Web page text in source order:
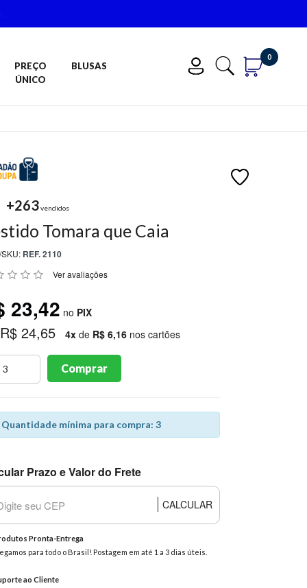
PREÇO
ÚNICO
BLUSAS
0
+263vendidos
Tomara que Caia
REF. 2110
Ver avaliações
23,42 no PIX
24,65 4xde R$ 6,16nos cartões
Comprar
mínima para compra: 3
Prazo e Valor do Frete
CALCULAR
Pronta-Entrega
para todo o Brasil! Postagem em até 1 a 3 dias úteis.
ao Cliente